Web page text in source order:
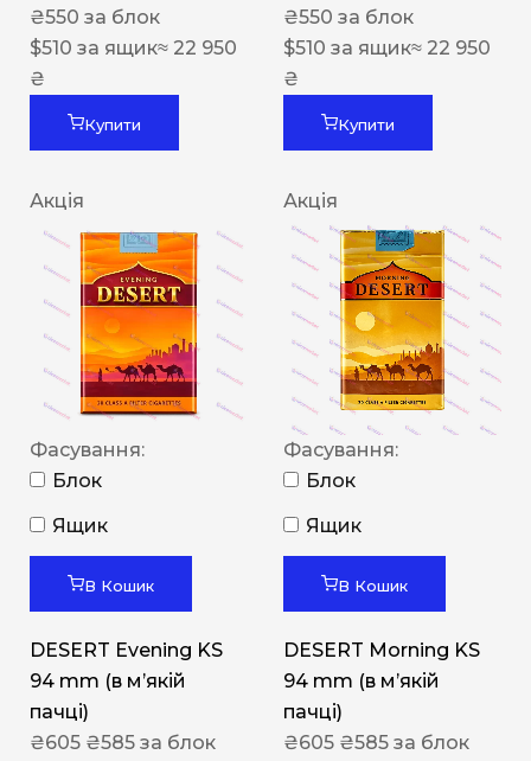
₴550 за блок
$510 за ящик≈ 22 950
₴
Купити
₴550 за блок
$510 за ящик≈ 22 950
₴
Купити
Акція
Фасування:
Блок
Ящик
В Кошик
DESERT Evening KS
94 mm (в мʼякій
пачці)
₴605 ₴585 за блок
Акція
Фасування:
Блок
Ящик
В Кошик
DESERT Morning KS
94 mm (в мʼякій
пачці)
₴605 ₴585 за блок